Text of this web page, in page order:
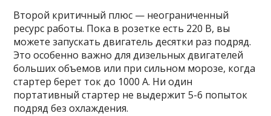
Второй критичный плюс — неограниченный
ресурс работы. Пока в розетке есть 220 В, вы
можете запускать двигатель десятки раз подряд.
Это особенно важно для дизельных двигателей
больших объемов или при сильном морозе, когда
стартер берет ток до 1000 А. Ни один
портативный стартер не выдержит 5-6 попыток
подряд без охлаждения.